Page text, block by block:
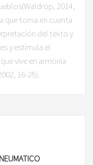
2014,
que toma en cuenta
del texto y
y estimula el
vive en armonía
16-25).